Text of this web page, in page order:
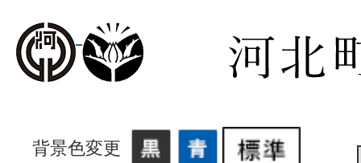
背景色変更